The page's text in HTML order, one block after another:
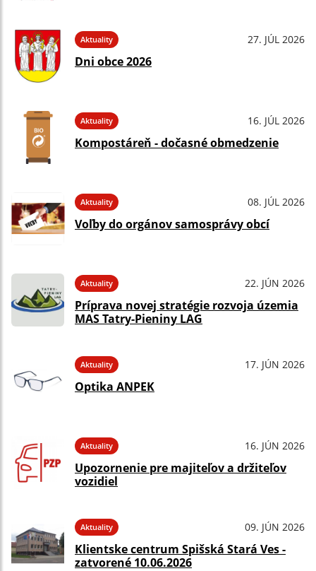
Aktuality 27. JÚL 2026
Dni obce 2026
Aktuality 16. JÚL 2026
Kompostáreň - dočasné obmedzenie
Aktuality 08. JÚL 2026
Voľby do orgánov samosprávy obcí
Aktuality 22. JÚN 2026
Príprava novej stratégie rozvoja územia
MAS Tatry-Pieniny LAG
Aktuality 17. JÚN 2026
Optika ANPEK
Aktuality 16. JÚN 2026
Upozornenie pre majiteľov a držiteľov
vozidiel
Aktuality 09. JÚN 2026
Klientske centrum Spišská Stará Ves -
zatvorené 10.06.2026